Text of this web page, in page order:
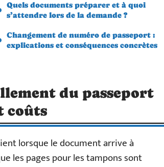
Quels documents préparer et à quoi
s’attendre lors de la demande ?
Changement de numéro de passeport :
explications et conséquences concrètes
du passeport
coûts
lorsque le document arrive à
les pages pour les tampons sont